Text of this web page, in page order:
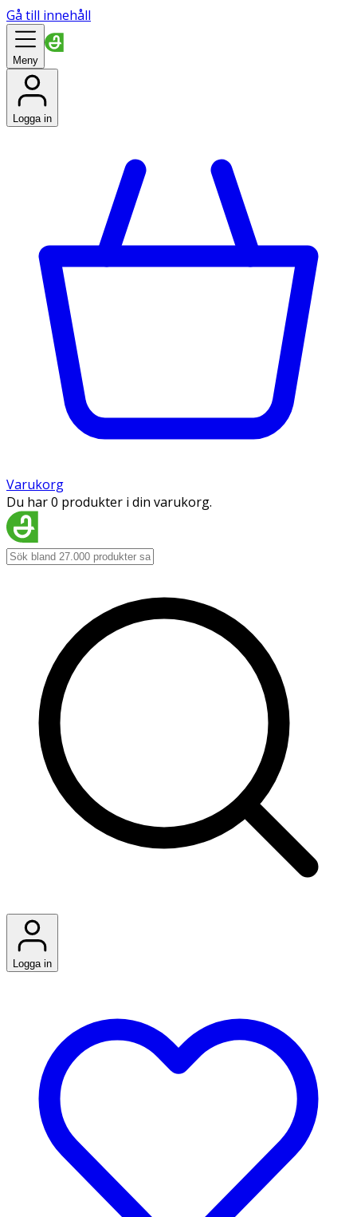
Gå till innehåll
Meny
Logga in
Varukorg
Du har 0 produkter i din varukorg.
Logga in